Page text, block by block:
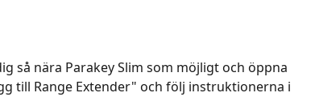
så nära Parakey Slim som möjligt och öppna
till Range Extender" och följ instruktionerna i